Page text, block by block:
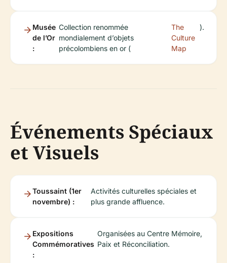
Musée
de l’Or
:
Collection renommée
mondialement d’objets
précolombiens en or (
The
Culture
Map
).
Événements Spéciaux
et Visuels
Toussaint (1er
novembre) :
Activités culturelles spéciales et
plus grande affluence.
Expositions
Commémoratives
:
Organisées au Centre Mémoire,
Paix et Réconciliation.